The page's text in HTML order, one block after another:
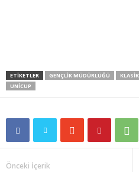
ETIKETLER GENÇLIK MÜDÜRLÜĞÜ
UNICUP
Önceki İçerik